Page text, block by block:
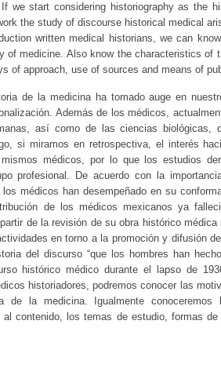
we start considering historiography as the
the study of discourse historical medical
written medical historians, we can
of medicine. Also know the characteristics of
of approach, use of sources and means of
de la medicina ha tomado auge en
Además de los médicos,
así como de las ciencias biológicas,
si miramos en retrospectiva, el interés
médicos, por lo que los estudios
profesional. De acuerdo con la
médicos han desempeñado en su
de los médicos mexicanos ya
de la revisión de su obra histórico
en torno a la promoción y difusión
del discurso “que los hombres han
histórico médico durante el lapso de
historiadores, podremos conocer las
de la medicina. Igualmente conoceremos
al contenido, los temas de estudio, formas